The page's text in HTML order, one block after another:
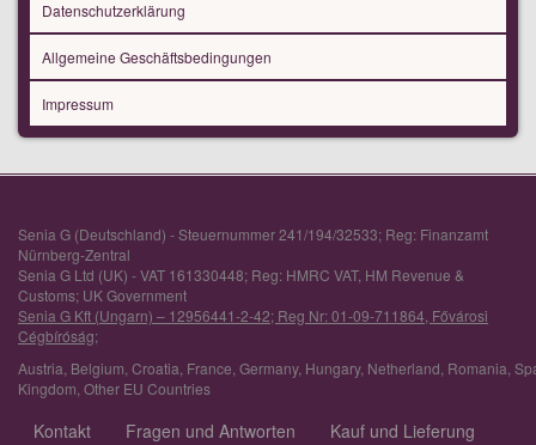
Datenschutzerklärung
Allgemeine Geschäftsbedingungen
Impressum
Senia G (Deutschland) - Steuernummer 241/194/32533; Reg: Finanzamt
Nürnberg-Zentral
Senia G Ltd (UK) - VAT 161330448; Reg: HMRC VAT, HM Revenue &
Customs; UK Government
Senia G Kft (Ungarn) – 12956441-2-42; Reg Nr: 01-09-711864, Fővárosi
Cégbíróság;
Austria Belgium Croatia France Germany, Hungary, Netherland Romania
Kingdom Other EU Countries
Kontakt Fragen und Antworten
Kauf und Lieferung